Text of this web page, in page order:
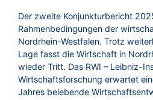
Der zweite Konjunkturbericht
Rahmenbedingungen der
Nordrhein-Westfalen. Trotz
Lage fasst die Wirtschaft in
wieder Tritt. Das RWI – Leibniz-
Wirtschaftsforschung erwartet
Jahres belebende